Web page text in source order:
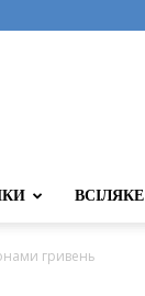
ВСІЛЯКЕ
гривень